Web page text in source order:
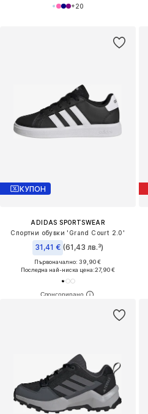
+20
КУПОН
ADIDAS SPORTSWEAR
Спортни обувки 'Grand Court 2.0'
31,41 € (61,43 лв.³)
Първоначално: 39,90 €
Последна най-ниска цена:27,90 €